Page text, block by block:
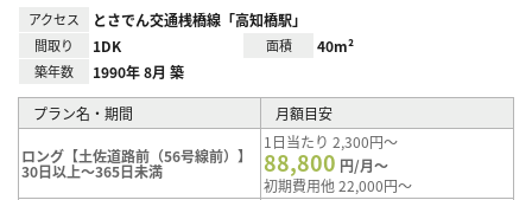
アクセス とさでん交通桟橋線「高知橋駅」
間取り 1DK 面積 40m²
築年数 1990年 8月 築
プラン名・期間 月額目安
ロング【土佐道路前（56号線前）】
30日以上～365日未満
1日当たり 2,300円～
88,800 円/月～
初期費用他 22,000円～